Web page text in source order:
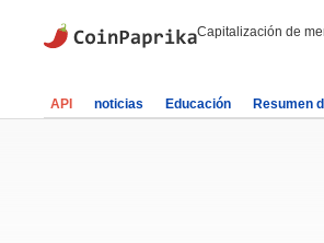
Capitalización de
API noticias Educación Resumen